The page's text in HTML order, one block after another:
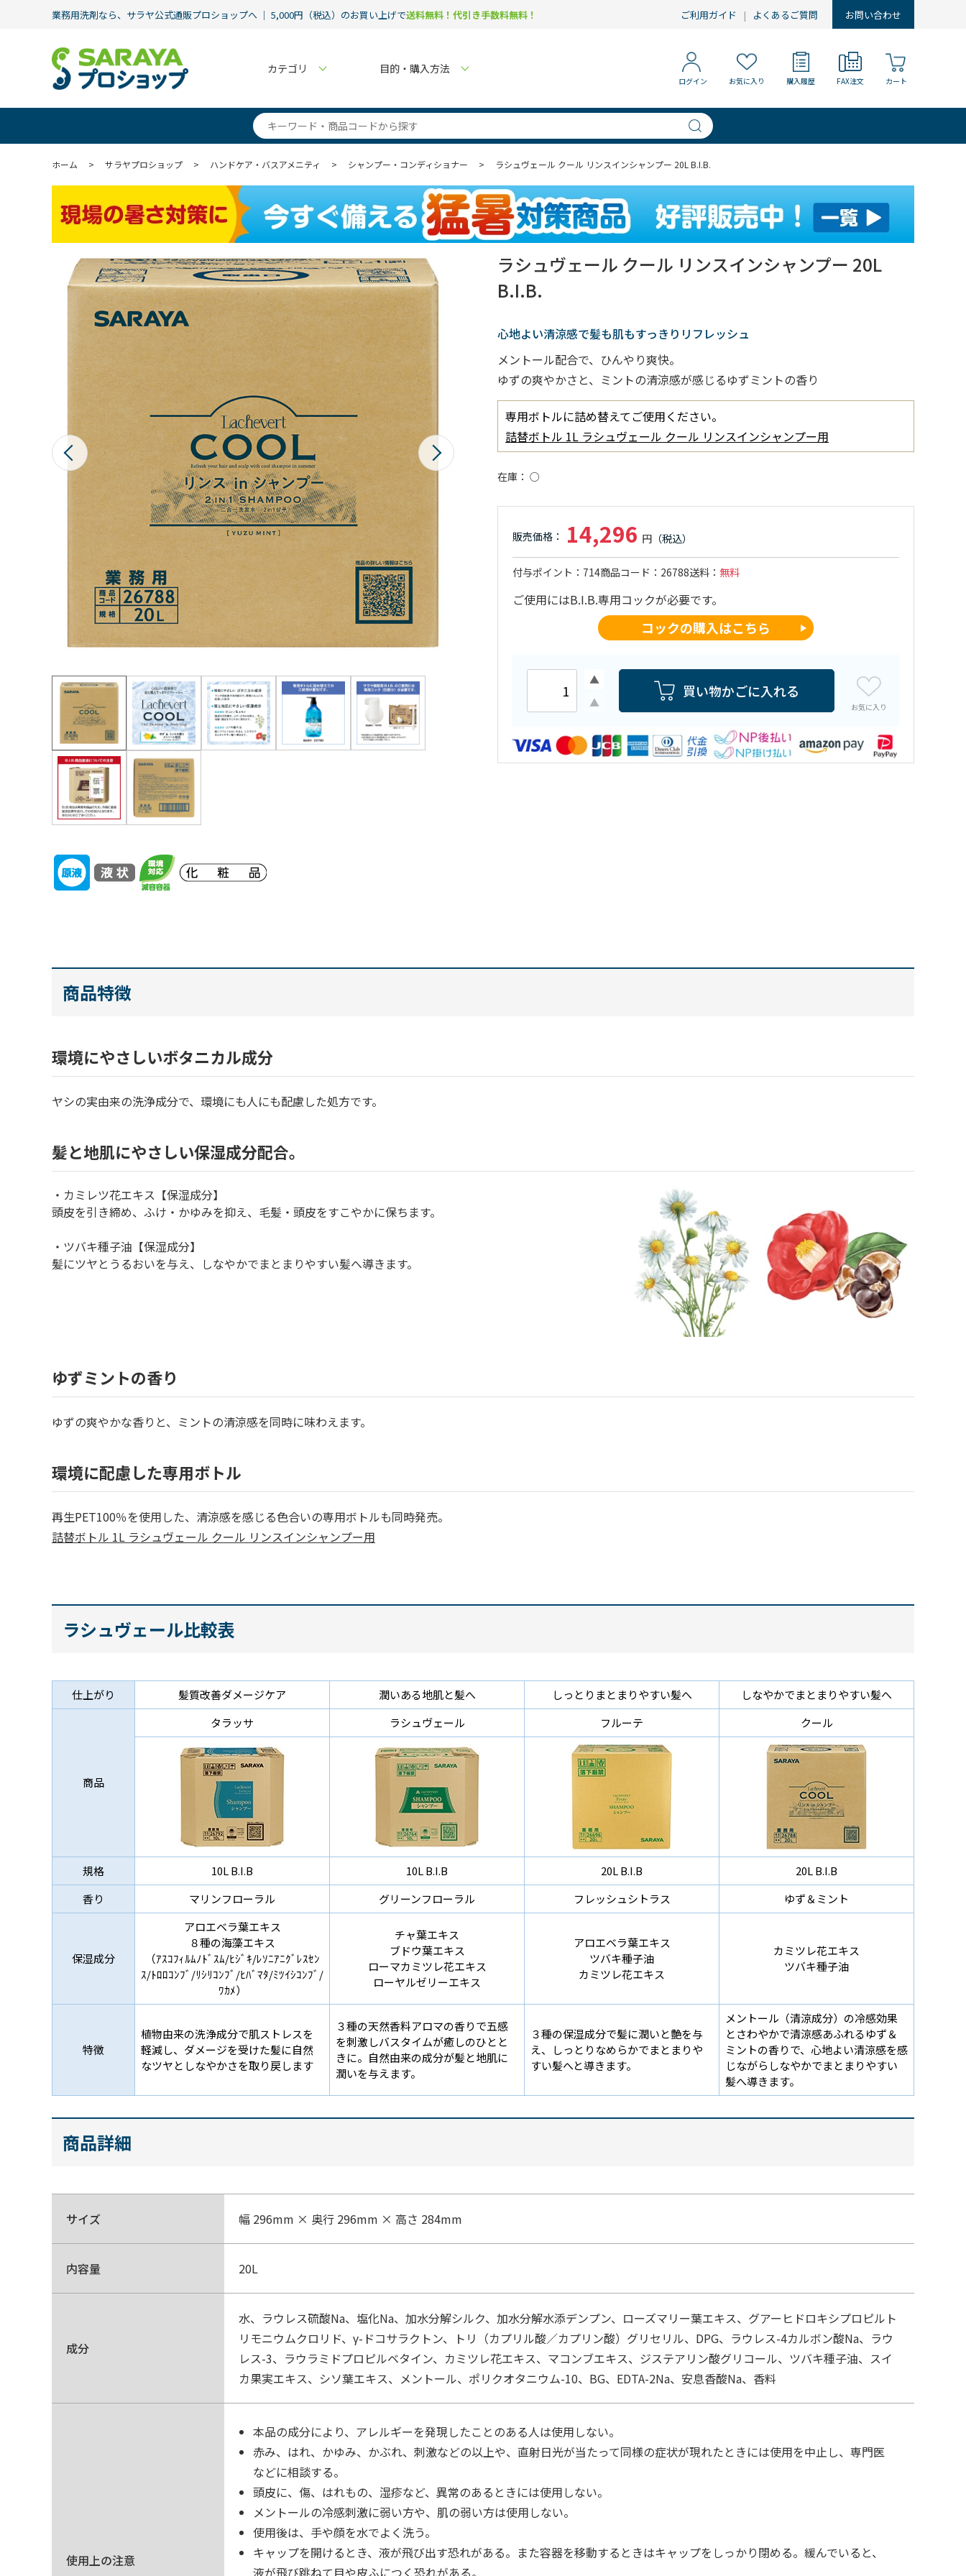
業務用洗剤なら、サラヤ公式通販プロショップへ ｜ 5,000円（税込）のお買い上げで送料無料！代引き手数料無料！ ご利用ガイド よくあるご質問 お問い合わせ
カテゴリ 目的・購入方法
ログイン お気に入り 購入履歴 FAX注文 カート
ホーム > サラヤプロショップ > ハンドケア・バスアメニティ > シャンプー・コンディショナー > ラシュヴェール クール リンスインシャンプー 20L B.I.B.
ラシュヴェール クール リンスインシャンプー 20L
B.I.B.
心地よい清涼感で髪も肌もすっきりリフレッシュ
メントール配合で、ひんやり爽快。
ゆずの爽やかさと、ミントの清涼感が感じるゆずミントの香り
専用ボトルに詰め替えてご使用ください。
詰替ボトル 1L ラシュヴェール クール リンスインシャンプー用
在庫 ○
14,296
付与ポイント 714商品コード 26788送料 無料
ご使用にはB.I.B.専用コックが必要です。
コックの購入はこちら
買い物かごに入れる
お気に入り
商品特徴
環境にやさしいボタニカル成分
ヤシの実由来の洗浄成分で、環境にも人にも配慮した処方です。
髪と地肌にやさしい保湿成分配合。
・カミレツ花エキス【保湿成分】
頭皮を引き締め、ふけ・かゆみを抑え、毛髪・頭皮をすこやかに保ちます。
・ツバキ種子油【保湿成分】
髪にツヤとうるおいを与え、しなやかでまとまりやすい髪へ導きます。
ゆずミントの香り
ゆずの爽やかな香りと、ミントの清涼感を同時に味わえます。
環境に配慮した専用ボトル
再生PET100％を使用した、清涼感を感じる色合いの専用ボトルも同時発売。
詰替ボトル 1L ラシュヴェール クール リンスインシャンプー用
ラシュヴェール比較表
仕上がり 髪質改善ダメージケア 潤いある地肌と髪へ しっとりまとまりやすい髪へ しなやかでまとまりやすい髪へ
商品
タラッサ ラシュヴェール フルーテ クール
規格 10L B.I.B 10L B.I.B 20L B.I.B
20L B.I.B
香り
マリンフローラル グリーンフローラル フレッシュシトラス ゆず＆ミント
保湿成分
アロエベラ葉エキス
８種の海藻エキス
（ｱｽｺﾌｨﾙﾑﾉﾄﾞｽﾑ/ﾋｼﾞｷ/ﾚｿﾆｱﾆｸﾞﾚｽｾﾝ
ｽ/ﾄﾛﾛｺﾝﾌﾞ/ﾘｼﾘｺﾝﾌﾞ/ﾋﾊﾞﾏﾀ/ﾐﾂｲｼｺﾝﾌﾞ/
ﾜｶﾒ）
チャ葉エキス
ブドウ葉エキス
ローマカミツレ花エキス
ローヤルゼリーエキス
アロエベラ葉エキス
ツバキ種子油
カミツレ花エキス
カミツレ花エキス
ツバキ種子油
特徴
植物由来の洗浄成分で肌ストレスを
軽減し、ダメージを受けた髪に自然
なツヤとしなやかさを取り戻します
３種の天然香料アロマの香りで五感
を刺激しバスタイムが癒しのひとと
きに。自然由来の成分が髪と地肌に
潤いを与えます。
３種の保湿成分で髪に潤いと艶を与
え、しっとりなめらかでまとまりや
すい髪へと導きます。
メントール（清涼成分）の冷感効果
とさわやかで清涼感あふれるゆず＆
ミントの香りで、心地よい清涼感を感
じながらしなやかでまとまりやすい
髪へ導きます。
商品詳細
サイズ 幅 296mm × 奥行 296mm × 高さ 284mm
内容量 20L
成分
水、ラウレス硫酸Na、塩化Na、加水分解シルク、加水分解水添デンプン、ローズマリー葉エキス、グアーヒドロキシプロピルト
リモニウムクロリド、γ-ドコサラクトン、トリ（カプリル酸／カプリン酸）グリセリル、DPG、ラウレス-4カルボン酸Na、ラウ
レス-3、ラウラミドプロピルベタイン、カミツレ花エキス、マコンブエキス、ジステアリン酸グリコール、ツバキ種子油、スイ
カ果実エキス、シソ葉エキス、メントール、ポリクオタニウム-10、BG、EDTA-2Na、安息香酸Na、香料
使用上の注意
本品の成分により、アレルギーを発現したことのある人は使用しない。
赤み、はれ、かゆみ、かぶれ、刺激などの以上や、直射日光が当たって同様の症状が現れたときには使用を中止し、専門医
などに相談する。
頭皮に、傷、はれもの、湿疹など、異常のあるときには使用しない。
メントールの冷感刺激に弱い方や、肌の弱い方は使用しない。
使用後は、手や顔を水でよく洗う。
キャップを開けるとき、液が飛び出す恐れがある。また容器を移動するときはキャップをしっかり閉める。緩んでいると、
液が飛び跳ねて目や皮ふにつく恐れがある。